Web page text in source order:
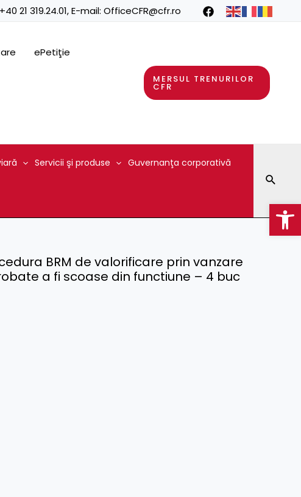
+40 21 319.24.01, E-mail: OfficeCFR@cfr.ro
ePetiţie
MERSUL TRENURILOR
CFR
Servicii şi produse Guvernanţa corporativă
BRM de valorificare prin vanzare
a fi scoase din functiune – 4 buc